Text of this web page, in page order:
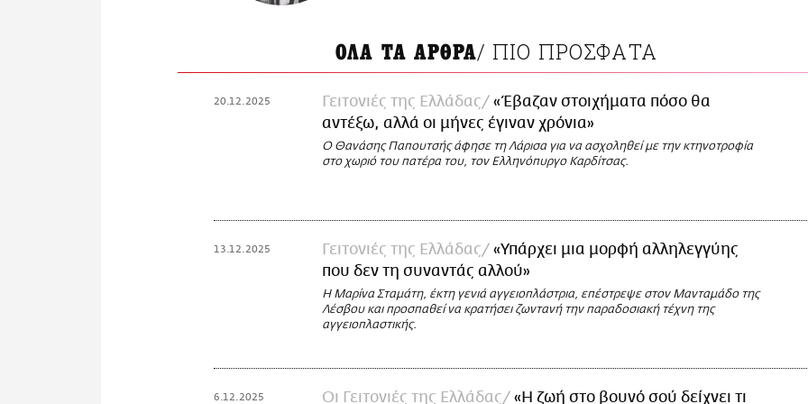
ΟΛΑ ΤΑ ΑΡΘΡΑ/ ΠΙΟ ΠΡΟΣΦΑΤΑ
20.12.2025 Γειτονιές της Ελλάδας
«Έβαζαν στοιχήματα πόσο θα
αντέξω, αλλά οι μήνες έγιναν χρόνια»
Ο Θανάσης Παπουτσής άφησε τη Λάρισα για να ασχοληθεί με την κτηνοτροφία
στο χωριό του πατέρα του, τον Ελληνόπυργο Καρδίτσας.
13.12.2025 Γειτονιές της Ελλάδας
«Υπάρχει μια μορφή αλληλεγγύης
που δεν τη συναντάς αλλού»
Η Μαρίνα Σταμάτη, έκτη γενιά αγγειοπλάστρια, επέστρεψε στον Μανταμάδο της
Λέσβου και προσπαθεί να κρατήσει ζωντανή την παραδοσιακή τέχνη της
αγγειοπλαστικής.
6.12.2025 Oι Γειτονιές της Ελλάδας «Η ζωή στο βουνό σού δείχνει τι